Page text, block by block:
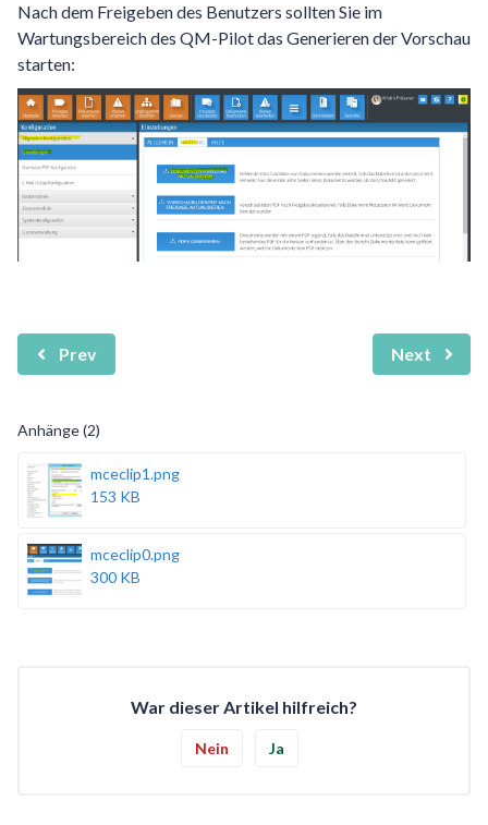
Nach dem Freigeben des Benutzers sollten Sie im
Wartungsbereich des QM-Pilot das Generieren der Vorschau
starten:
Prev Next
Anhänge (2)
mceclip1.png
153 KB
mceclip0.png
300 KB
War dieser Artikel hilfreich?
Nein Ja